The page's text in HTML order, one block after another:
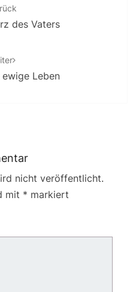
des Vaters
Leben
nicht veröffentlicht.
mit * markiert